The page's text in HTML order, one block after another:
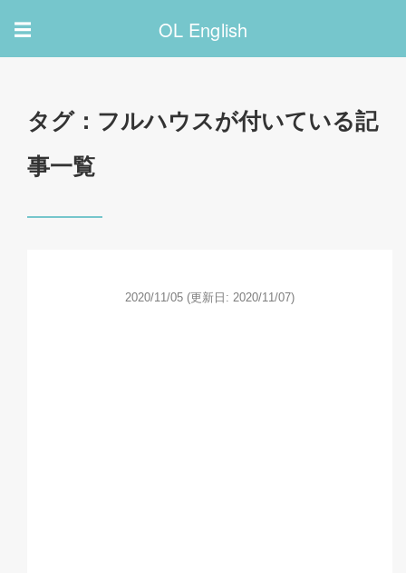
☰ OL English
タグ：フルハウスが付いている記
事一覧
2020/11/05 (更新日: 2020/11/07)